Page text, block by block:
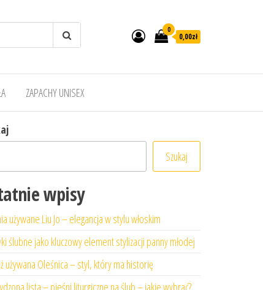
0
0,00zł
ZAPACHY UNISEX
Szukaj
wpisy
używane Liu Jo – elegancja w stylu włoskim
ślubne jako kluczowy element stylizacji panny młodej
używana Oleśnica – styl, który ma historię
lista – pieśni liturgiczne na ślub – jakie wybrać?